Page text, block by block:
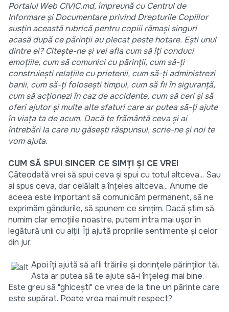
Portalul Web CIVIC.md, împreună cu Centrul de
Informare şi Documentare privind Drepturile Copiilor
susţin această rubrică pentru copiii rămași singuri
acasă după ce părinţii au plecat peste hotare. Ești unul
dintre ei? Citește-ne și vei afla cum să îţi conduci
emoţiile, cum să comunici cu părinţii, cum să-ţi
construiești relaţiile cu prietenii, cum să-ţi administrezi
banii, cum să-ţi folosești timpul, cum să fii în siguranţă,
cum să acţionezi în caz de accidente, cum să ceri și să
oferi ajutor şi multe alte sfaturi care ar putea să-ţi ajute
în viaţa ta de acum. Dacă te frământă ceva şi ai
întrebări la care nu găseşti răspunsul, scrie-ne şi noi te
vom ajuta.
CUM SĂ SPUI SINCER CE SIMŢI ȘI CE VREI
Câteodată vrei să spui ceva și spui cu totul altceva... Sau
ai spus ceva, dar celălalt a înţeles altceva... Anume de
aceea este important să comunicăm permanent, să ne
exprimăm gândurile, să spunem ce simţim. Dacă știm să
numim clar emoţiile noastre, putem intra mai ușor în
legătură unii cu alţii. Îţi ajută propriile sentimente și celor
din jur.
Apoi îţi ajută să afli trăirile și dorinţele părinţilor tăi.
Asta ar putea să te ajute să-i înţelegi mai bine.
Este greu să "ghicești" ce vrea de la tine un părinte care
este supărat. Poate vrea mai mult respect?